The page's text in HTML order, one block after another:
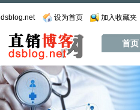
dsblog.net 设为首页 加入收藏夹
首页